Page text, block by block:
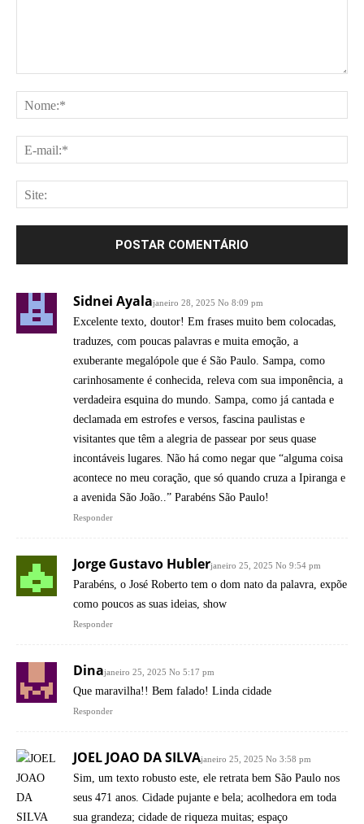
Sidnei Ayalajaneiro 28, 2025 No 8:09 pm
Excelente texto, doutor! Em frases muito bem colocadas,
traduzes, com poucas palavras e muita emoção, a
exuberante megalópole que é São Paulo. Sampa, como
carinhosamente é conhecida, releva com sua imponência, a
verdadeira esquina do mundo. Sampa, como já cantada e
declamada em estrofes e versos, fascina paulistas e
visitantes que têm a alegria de passear por seus quase
incontáveis lugares. Não há como negar que “alguma coisa
acontece no meu coração, que só quando cruza a Ipiranga e
a avenida São João..” Parabéns São Paulo!
Responder
Jorge Gustavo Hublerjaneiro 25, 2025 No 9:54 pm
Parabéns, o José Roberto tem o dom nato da palavra, expõe
como poucos as suas ideias, show
Responder
Dinajaneiro 25, 2025 No 5:17 pm
Que maravilha!! Bem falado! Linda cidade
Responder
JOEL JOAO DA SILVAjaneiro 25, 2025 No 3:58 pm
Sim, um texto robusto este, ele retrata bem São Paulo nos
seus 471 anos. Cidade pujante e bela; acolhedora em toda
sua grandeza; cidade de riqueza muitas; espaço